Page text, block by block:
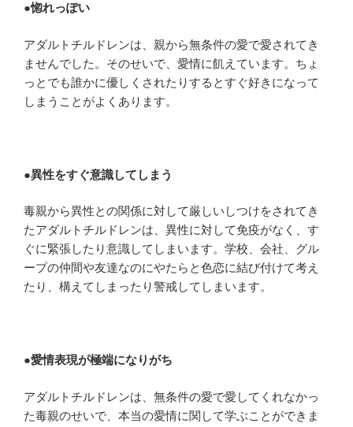
●惚れっぽい
アダルトチルドレンは、親から無条件の愛で愛されてき
ませんでした。そのせいで、愛情に飢えています。ちょ
っとでも誰かに優しくされたりするとすぐ好きになって
しまうことがよくあります。
●異性をすぐ意識してしまう
毒親から異性との関係に対して厳しいしつけをされてき
たアダルトチルドレンは、異性に対して免疫がなく、す
ぐに緊張したり意識してしまいます。学校、会社、グル
ープの仲間や友達なのにやたらと色恋に結び付けて考え
たり、構えてしまったり警戒してしまいます。
●愛情表現が極端になりがち
アダルトチルドレンは、無条件の愛で愛してくれなかっ
た毒親のせいで、本当の愛情に関して学ぶことができま